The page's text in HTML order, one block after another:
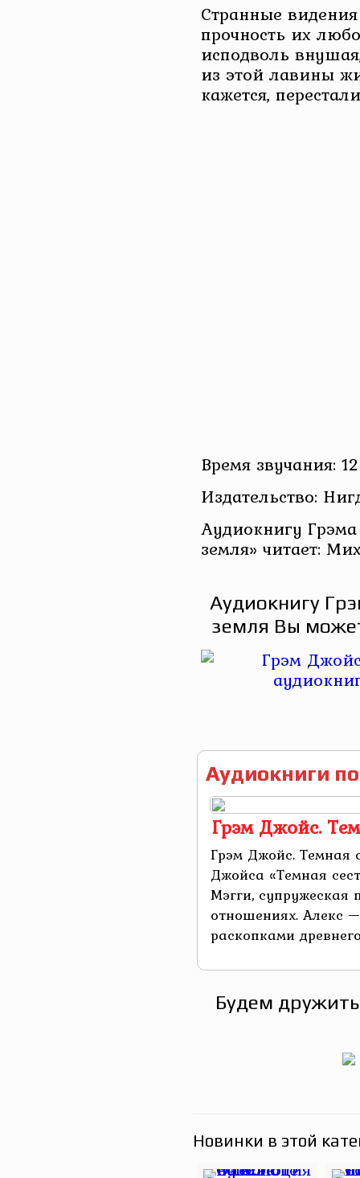
Странные
прочность их
исподволь
из этой лавины
кажется,
Время звучания:
Издательство:
Аудиокнигу
земля» читает:
Аудиокнигу
земля Вы
Аудиокниги
Грэм Джойс.
Грэм Джойс. Темная
Джойса «Темная
Мэгги,
отношениях. Алекс
раскопками
Будем
Новинки в этой